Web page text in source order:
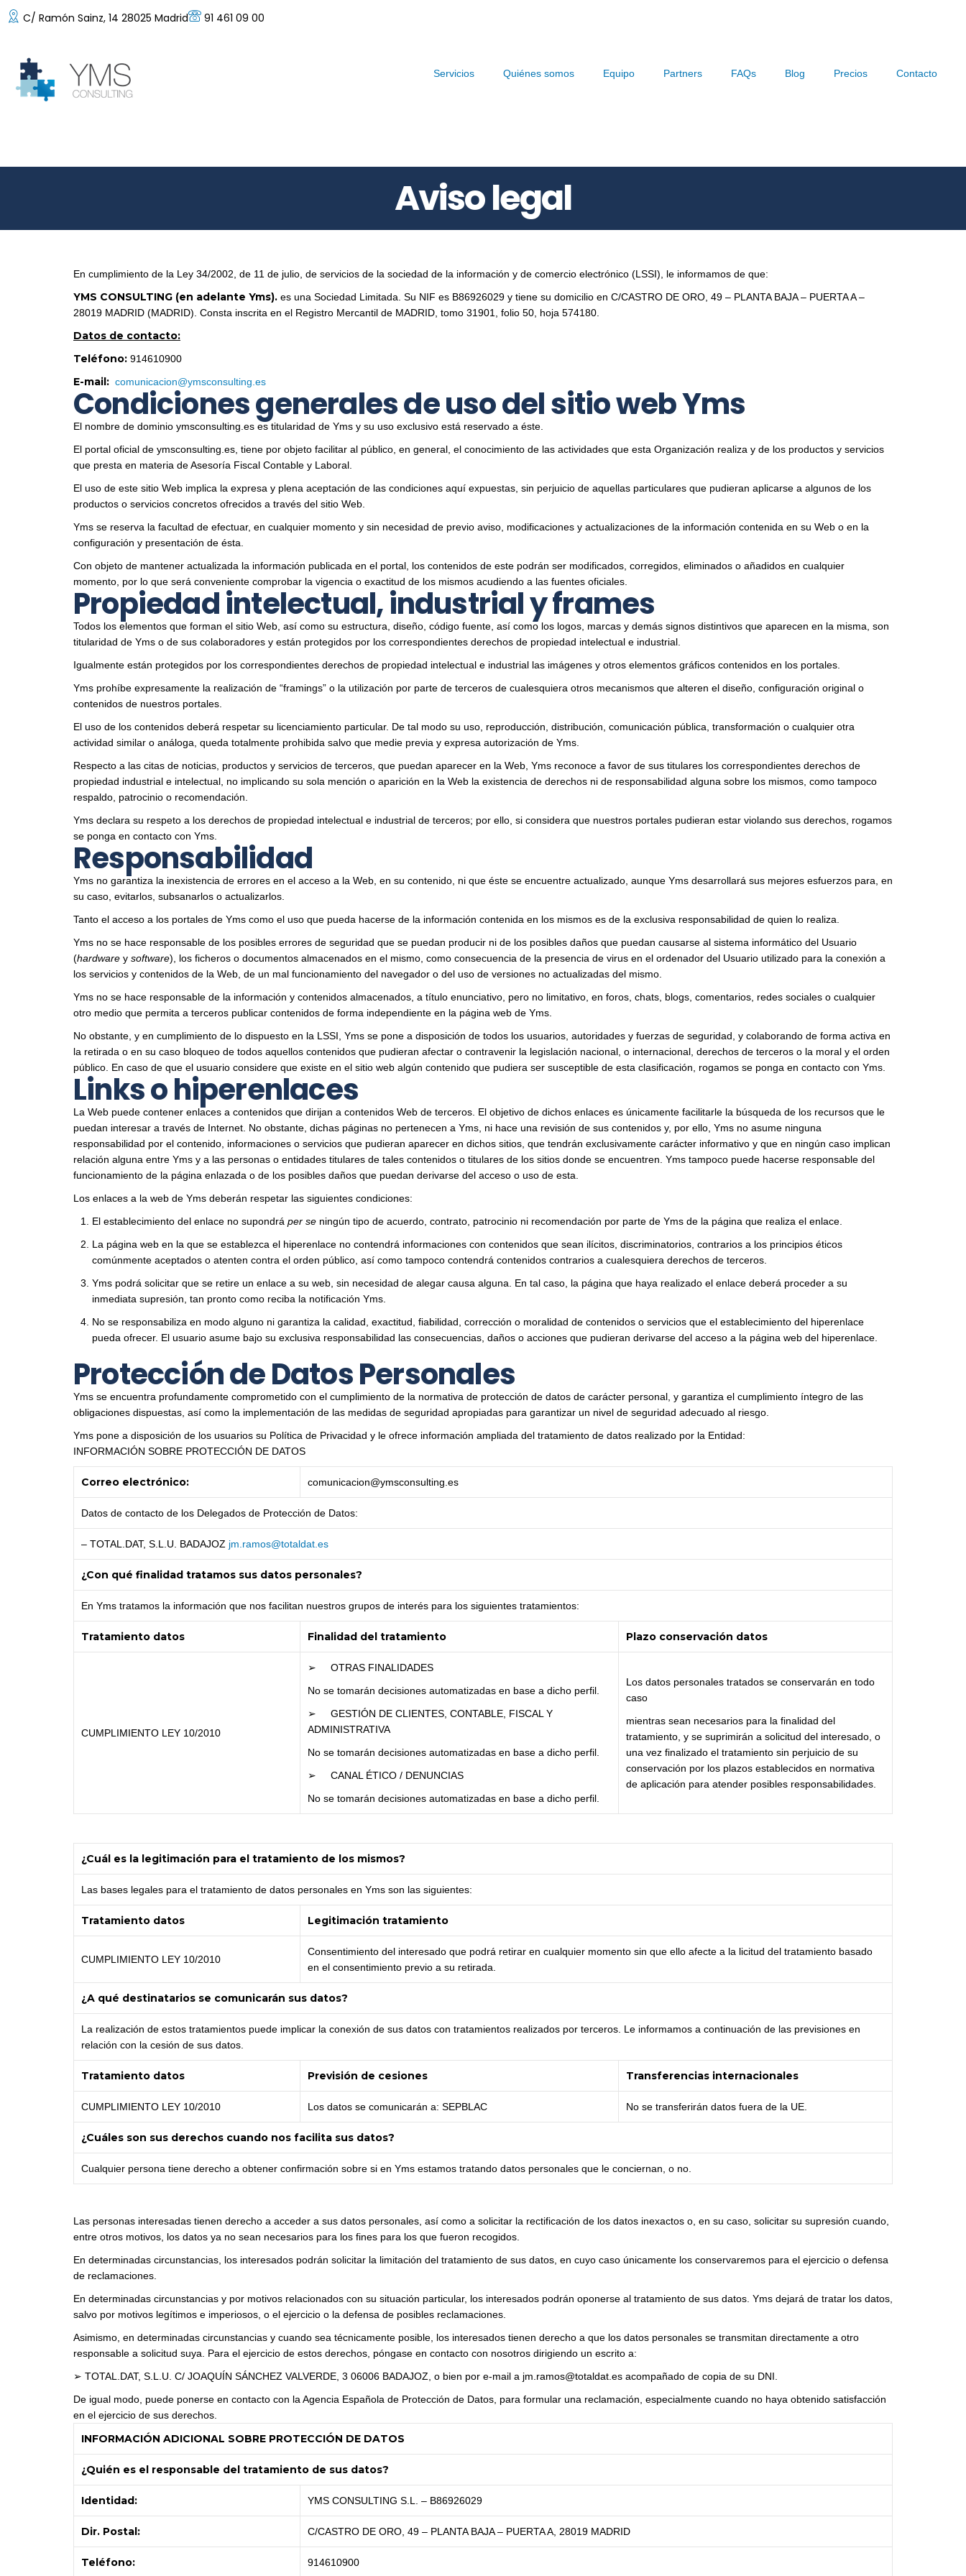
C/ Ramón Sainz, 14 28025 Madrid 91 461 09 00
Servicios Quiénes somos Equipo Partners FAQs Blog Precios Contacto
Aviso legal
En cumplimiento de la Ley 34/2002, de 11 de julio, de servicios de la sociedad de la información y de comercio electrónico (LSSI), le informamos de que:
YMS CONSULTING (en adelante Yms). es una Sociedad Limitada. Su NIF es B86926029 y tiene su domicilio en C/CASTRO DE ORO, 49 – PLANTA BAJA – PUERTA A –
28019 MADRID (MADRID). Consta inscrita en el Registro Mercantil de MADRID, tomo 31901, folio 50, hoja 574180.
Datos de contacto:
Teléfono: 914610900
E-mail: se.gnitlusnocsmy@noicacinumoc
Condiciones generales de uso del sitio web Yms
El nombre de dominio ymsconsulting.es es titularidad de Yms y su uso exclusivo está reservado a éste.
El portal oficial de ymsconsulting.es, tiene por objeto facilitar al público, en general, el conocimiento de las actividades que esta Organización realiza y de los productos y servicios
que presta en materia de Asesoría Fiscal Contable y Laboral.
El uso de este sitio Web implica la expresa y plena aceptación de las condiciones aquí expuestas, sin perjuicio de aquellas particulares que pudieran aplicarse a algunos de los
productos o servicios concretos ofrecidos a través del sitio Web.
Yms se reserva la facultad de efectuar, en cualquier momento y sin necesidad de previo aviso, modificaciones y actualizaciones de la información contenida en su Web o en la
configuración y presentación de ésta.
Con objeto de mantener actualizada la información publicada en el portal, los contenidos de este podrán ser modificados, corregidos, eliminados o añadidos en cualquier
momento, por lo que será conveniente comprobar la vigencia o exactitud de los mismos acudiendo a las fuentes oficiales.
Propiedad intelectual, industrial y frames
Todos los elementos que forman el sitio Web, así como su estructura, diseño, código fuente, así como los logos, marcas y demás signos distintivos que aparecen en la misma, son
titularidad de Yms o de sus colaboradores y están protegidos por los correspondientes derechos de propiedad intelectual e industrial.
Igualmente están protegidos por los correspondientes derechos de propiedad intelectual e industrial las imágenes y otros elementos gráficos contenidos en los portales.
Yms prohíbe expresamente la realización de “framings” o la utilización por parte de terceros de cualesquiera otros mecanismos que alteren el diseño, configuración original o
contenidos de nuestros portales.
El uso de los contenidos deberá respetar su licenciamiento particular. De tal modo su uso, reproducción, distribución, comunicación pública, transformación o cualquier otra
actividad similar o análoga, queda totalmente prohibida salvo que medie previa y expresa autorización de Yms.
Respecto a las citas de noticias, productos y servicios de terceros, que puedan aparecer en la Web, Yms reconoce a favor de sus titulares los correspondientes derechos de
propiedad industrial e intelectual, no implicando su sola mención o aparición en la Web la existencia de derechos ni de responsabilidad alguna sobre los mismos, como tampoco
respaldo, patrocinio o recomendación.
Yms declara su respeto a los derechos de propiedad intelectual e industrial de terceros; por ello, si considera que nuestros portales pudieran estar violando sus derechos, rogamos
se ponga en contacto con Yms.
Responsabilidad
Yms no garantiza la inexistencia de errores en el acceso a la Web, en su contenido, ni que éste se encuentre actualizado, aunque Yms desarrollará sus mejores esfuerzos para, en
su caso, evitarlos, subsanarlos o actualizarlos.
Tanto el acceso a los portales de Yms como el uso que pueda hacerse de la información contenida en los mismos es de la exclusiva responsabilidad de quien lo realiza.
Yms no se hace responsable de los posibles errores de seguridad que se puedan producir ni de los posibles daños que puedan causarse al sistema informático del Usuario
(hardware y software), los ficheros o documentos almacenados en el mismo, como consecuencia de la presencia de virus en el ordenador del Usuario utilizado para la conexión a
los servicios y contenidos de la Web, de un mal funcionamiento del navegador o del uso de versiones no actualizadas del mismo.
Yms no se hace responsable de la información y contenidos almacenados, a título enunciativo, pero no limitativo, en foros, chats, blogs, comentarios, redes sociales o cualquier
otro medio que permita a terceros publicar contenidos de forma independiente en la página web de Yms.
No obstante, y en cumplimiento de lo dispuesto en la LSSI, Yms se pone a disposición de todos los usuarios, autoridades y fuerzas de seguridad, y colaborando de forma activa en
la retirada o en su caso bloqueo de todos aquellos contenidos que pudieran afectar o contravenir la legislación nacional, o internacional, derechos de terceros o la moral y el orden
público. En caso de que el usuario considere que existe en el sitio web algún contenido que pudiera ser susceptible de esta clasificación, rogamos se ponga en contacto con Yms.
Links o hiperenlaces
La Web puede contener enlaces a contenidos que dirijan a contenidos Web de terceros. El objetivo de dichos enlaces es únicamente facilitarle la búsqueda de los recursos que le
puedan interesar a través de Internet. No obstante, dichas páginas no pertenecen a Yms, ni hace una revisión de sus contenidos y, por ello, Yms no asume ninguna
responsabilidad por el contenido, informaciones o servicios que pudieran aparecer en dichos sitios, que tendrán exclusivamente carácter informativo y que en ningún caso implican
relación alguna entre Yms y a las personas o entidades titulares de tales contenidos o titulares de los sitios donde se encuentren. Yms tampoco puede hacerse responsable del
funcionamiento de la página enlazada o de los posibles daños que puedan derivarse del acceso o uso de esta.
Los enlaces a la web de Yms deberán respetar las siguientes condiciones:
El establecimiento del enlace no supondrá per se ningún tipo de acuerdo, contrato, patrocinio ni recomendación por parte de Yms de la página que realiza el enlace.
La página web en la que se establezca el hiperenlace no contendrá informaciones con contenidos que sean ilícitos, discriminatorios, contrarios a los principios éticos
comúnmente aceptados o atenten contra el orden público, así como tampoco contendrá contenidos contrarios a cualesquiera derechos de terceros.
Yms podrá solicitar que se retire un enlace a su web, sin necesidad de alegar causa alguna. En tal caso, la página que haya realizado el enlace deberá proceder a su
inmediata supresión, tan pronto como reciba la notificación Yms.
No se responsabiliza en modo alguno ni garantiza la calidad, exactitud, fiabilidad, corrección o moralidad de contenidos o servicios que el establecimiento del hiperenlace
pueda ofrecer. El usuario asume bajo su exclusiva responsabilidad las consecuencias, daños o acciones que pudieran derivarse del acceso a la página web del hiperenlace.
Protección de Datos Personales
Yms se encuentra profundamente comprometido con el cumplimiento de la normativa de protección de datos de carácter personal, y garantiza el cumplimiento íntegro de las
obligaciones dispuestas, así como la implementación de las medidas de seguridad apropiadas para garantizar un nivel de seguridad adecuado al riesgo.
Yms pone a disposición de los usuarios su Política de Privacidad y le ofrece información ampliada del tratamiento de datos realizado por la Entidad:
INFORMACIÓN SOBRE PROTECCIÓN DE DATOS
Correo electrónico: se.gnitlusnocsmy@noicacinumoc
Datos de contacto de los Delegados de Protección de Datos:
– TOTAL.DAT, S.L.U. BADAJOZ jm.ramos@totaldat.es
¿Con qué finalidad tratamos sus datos personales?
En Yms tratamos la información que nos facilitan nuestros grupos de interés para los siguientes tratamientos:
Tratamiento datos Finalidad del tratamiento Plazo conservación datos
CUMPLIMIENTO LEY 10/2010
➢ OTRAS FINALIDADES
No se tomarán decisiones automatizadas en base a dicho perfil.
➢ GESTIÓN DE CLIENTES, CONTABLE, FISCAL Y
ADMINISTRATIVA
No se tomarán decisiones automatizadas en base a dicho perfil.
➢ CANAL ÉTICO / DENUNCIAS
No se tomarán decisiones automatizadas en base a dicho perfil.
Los datos personales tratados se conservarán en todo
caso
mientras sean necesarios para la finalidad del
tratamiento, y se suprimirán a solicitud del interesado, o
una vez finalizado el tratamiento sin perjuicio de su
conservación por los plazos establecidos en normativa
de aplicación para atender posibles responsabilidades.
¿Cuál es la legitimación para el tratamiento de los mismos?
Las bases legales para el tratamiento de datos personales en Yms son las siguientes:
Tratamiento datos Legitimación tratamiento
CUMPLIMIENTO LEY 10/2010
Consentimiento del interesado que podrá retirar en cualquier momento sin que ello afecte a la licitud del tratamiento basado
en el consentimiento previo a su retirada.
¿A qué destinatarios se comunicarán sus datos?
La realización de estos tratamientos puede implicar la conexión de sus datos con tratamientos realizados por terceros. Le informamos a continuación de las previsiones en
relación con la cesión de sus datos.
Tratamiento datos Previsión de cesiones Transferencias internacionales
CUMPLIMIENTO LEY 10/2010 Los datos se comunicarán a: SEPBLAC No se transferirán datos fuera de la UE.
¿Cuáles son sus derechos cuando nos facilita sus datos?
Cualquier persona tiene derecho a obtener confirmación sobre si en Yms estamos tratando datos personales que le conciernan, o no.
Las personas interesadas tienen derecho a acceder a sus datos personales, así como a solicitar la rectificación de los datos inexactos o, en su caso, solicitar su supresión cuando,
entre otros motivos, los datos ya no sean necesarios para los fines para los que fueron recogidos.
En determinadas circunstancias, los interesados podrán solicitar la limitación del tratamiento de sus datos, en cuyo caso únicamente los conservaremos para el ejercicio o defensa
de reclamaciones.
En determinadas circunstancias y por motivos relacionados con su situación particular, los interesados podrán oponerse al tratamiento de sus datos. Yms dejará de tratar los datos,
salvo por motivos legítimos e imperiosos, o el ejercicio o la defensa de posibles reclamaciones.
Asimismo, en determinadas circunstancias y cuando sea técnicamente posible, los interesados tienen derecho a que los datos personales se transmitan directamente a otro
responsable a solicitud suya. Para el ejercicio de estos derechos, póngase en contacto con nosotros dirigiendo un escrito a:
➢ TOTAL.DAT, S.L.U. C/ JOAQUÍN SÁNCHEZ VALVERDE, 3 06006 BADAJOZ, o bien por e-mail a jm.ramos@totaldat.es acompañado de copia de su DNI.
De igual modo, puede ponerse en contacto con la Agencia Española de Protección de Datos, para formular una reclamación, especialmente cuando no haya obtenido satisfacción
en el ejercicio de sus derechos.
INFORMACIÓN ADICIONAL SOBRE PROTECCIÓN DE DATOS
¿Quién es el responsable del tratamiento de sus datos?
Identidad: YMS CONSULTING S.L. – B86926029
Dir. Postal: C/CASTRO DE ORO, 49 – PLANTA BAJA – PUERTA A, 28019 MADRID
Teléfono: 914610900